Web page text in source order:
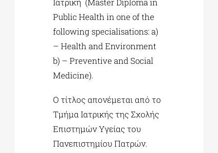
Public Health in one of the
following specialisations: a)
– Health and Environment
b) – Preventive and Social
Medicine).
Ο τίτλος απονέμεται από το
Τμήμα Ιατρικής της Σχολής
Επιστημών Υγείας του
Πανεπιστημίου Πατρών.